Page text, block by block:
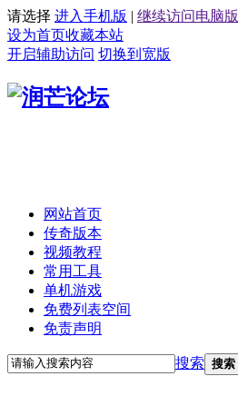
请选择 进入手机版 | 继续访问电脑版
设为首页收藏本站
开启辅助访问 切换到宽版
网站首页
传奇版本
视频教程
常用工具
单机游戏
免费列表空间
免责声明
搜索 搜索